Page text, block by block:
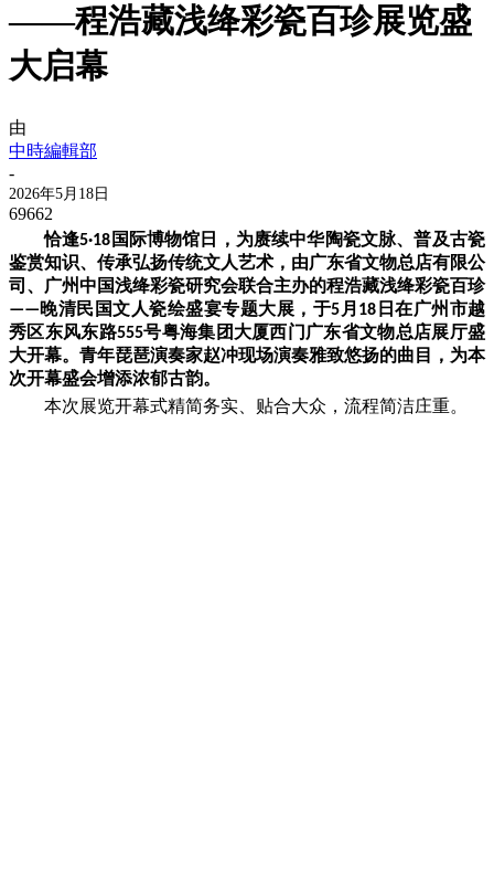
——程浩藏浅绛彩瓷百珍展览盛
大启幕
由
中時編輯部
-
2026年5月18日
69662
恰逢5·18 国际博物馆日，为赓续中华陶瓷文脉、普及古瓷
鉴赏知识、传承弘扬传统文人艺术，由广东省文物总店有限公
司、广州中国浅绛彩瓷研究会联合主办的程浩藏浅绛彩瓷百珍
——晚清民国文人瓷绘盛宴专题大展，于5 月 18 日在广州市越
秀区东风东路555号粤海集团大厦西门广东省文物总店展厅盛
大开幕。青年琵琶演奏家赵冲现场演奏雅致悠扬的曲目，为本
次开幕盛会增添浓郁古韵。
本次展览开幕式精简务实、贴合大众，流程简洁庄重。